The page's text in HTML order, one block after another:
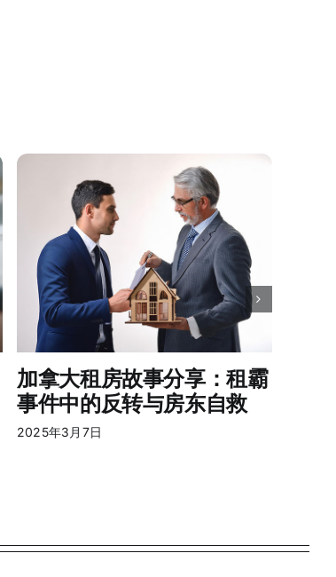
加拿大租房故事分享：租霸
事件中的反转与房东自救
2025年3月7日